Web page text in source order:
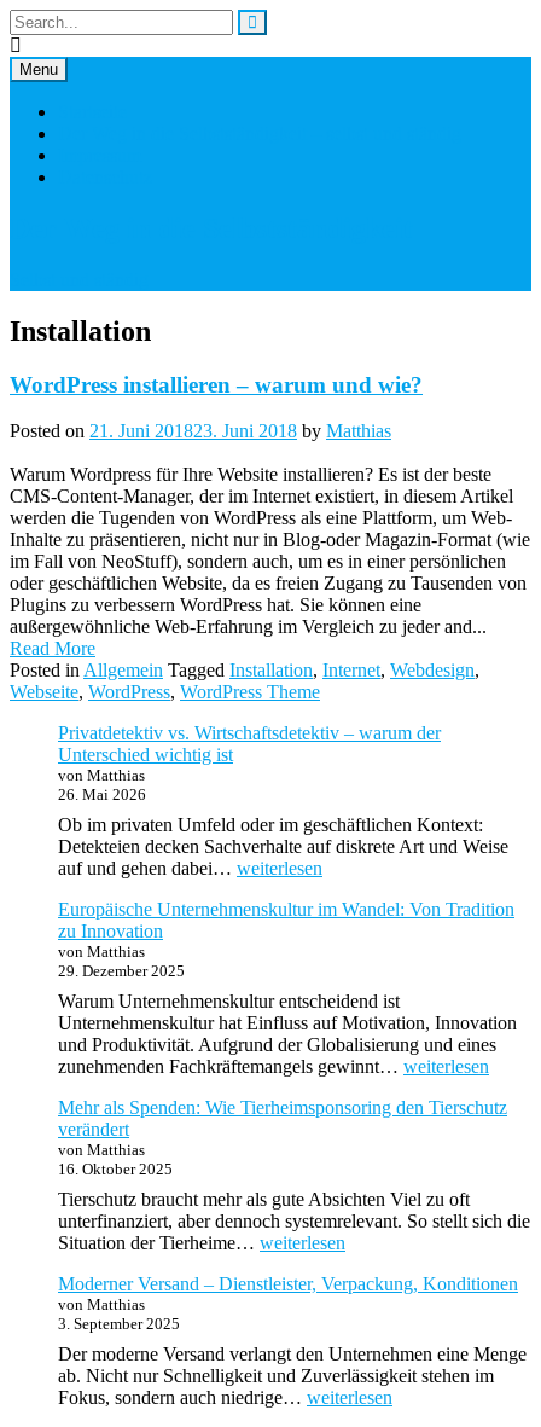
Skip
to
content
Menu
Installation
WordPress installieren – warum und wie?
Posted on 21. Juni 201823. Juni 2018 by Matthias
Warum Wordpress für Ihre Website installieren? Es ist der beste
CMS-Content-Manager, der im Internet existiert, in diesem Artikel
werden die Tugenden von WordPress als eine Plattform, um Web-
Inhalte zu präsentieren, nicht nur in Blog-oder Magazin-Format (wie
im Fall von NeoStuff), sondern auch, um es in einer persönlichen
oder geschäftlichen Website, da es freien Zugang zu Tausenden von
Plugins zu verbessern WordPress hat. Sie können eine
außergewöhnliche Web-Erfahrung im Vergleich zu jeder and...
Read More
Posted in Allgemein Tagged Installation, Internet, Webdesign,
Webseite, WordPress, WordPress Theme
Privatdetektiv vs. Wirtschaftsdetektiv – warum der
Unterschied wichtig ist
von Matthias
26. Mai 2026
Ob im privaten Umfeld oder im geschäftlichen Kontext:
Detekteien decken Sachverhalte auf diskrete Art und Weise
auf und gehen dabei… Privatdetektiv
Wirtschaftsdetektiv
Unterschied
wichtig
ist
weiterlesen
Europäische Unternehmenskultur im Wandel: Von Tradition
zu Innovation
von Matthias
29. Dezember 2025
Warum Unternehmenskultur entscheidend ist
Unternehmenskultur hat Einfluss auf Motivation, Innovation
und Produktivität. Aufgrund der Globalisierung und eines
zunehmenden Fachkräftemangels gewinnt… Europäische
im
zu
Innovation
weiterlesen
Mehr als Spenden: Wie Tierheimsponsoring den Tierschutz
verändert
von Matthias
16. Oktober 2025
Tierschutz braucht mehr als gute Absichten Viel zu oft
unterfinanziert, aber dennoch systemrelevant. So stellt sich die
Situation der Tierheime… Mehr
Spenden:
den
Tierschutz
verändert
weiterlesen
Moderner Versand – Dienstleister, Verpackung, Konditionen
von Matthias
3. September 2025
Der moderne Versand verlangt den Unternehmen eine Menge
ab. Nicht nur Schnelligkeit und Zuverlässigkeit stehen im
Fokus, sondern auch niedrige… Moderner
weiterlesen